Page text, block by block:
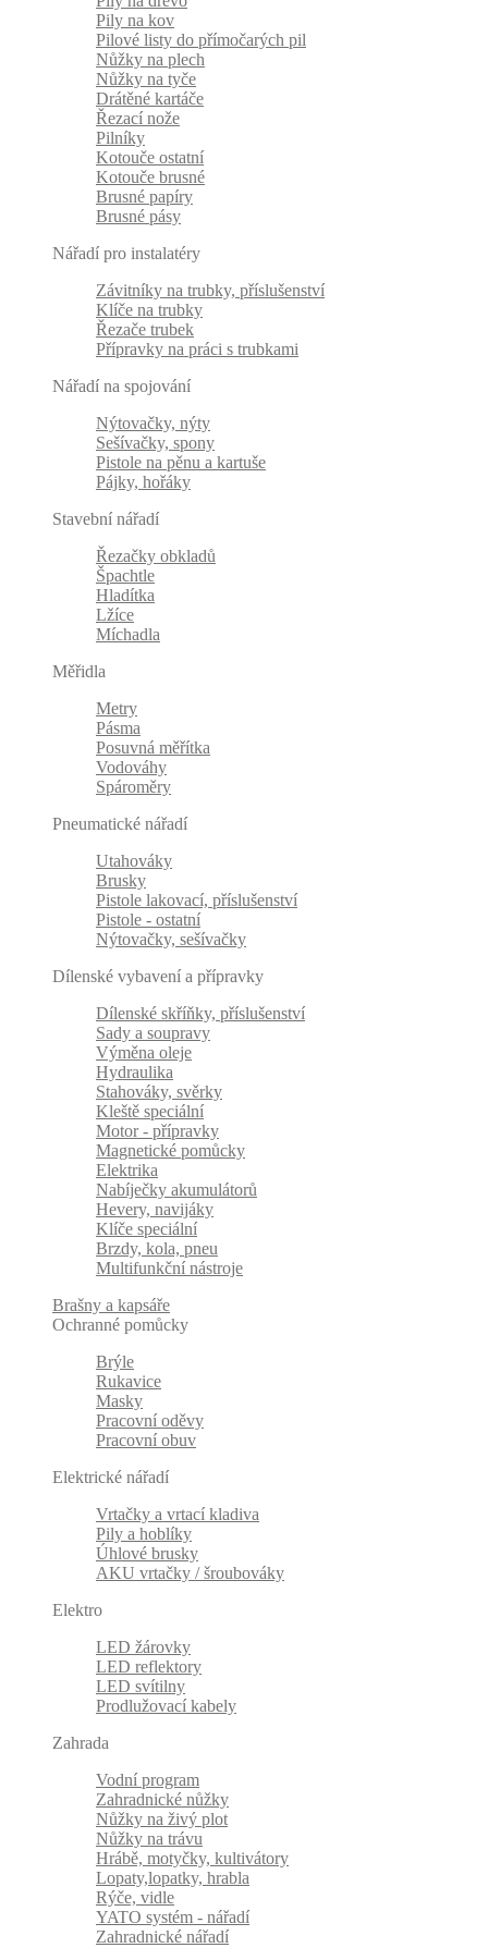
Pily na kov
Pilové listy do přímočarých pil
Nůžky na plech
Nůžky na tyče
Drátěné kartáče
Řezací nože
Pilníky
Kotouče ostatní
Kotouče brusné
Brusné papíry
Brusné pásy
Nářadí pro instalatéry
Závitníky na trubky, příslušenství
Klíče na trubky
Řezače trubek
Přípravky na práci s trubkami
Nářadí na spojování
Nýtovačky, nýty
Sešívačky, spony
Pistole na pěnu a kartuše
Pájky, hořáky
Stavební nářadí
Řezačky obkladů
Špachtle
Hladítka
Lžíce
Míchadla
Měřidla
Metry
Pásma
Posuvná měřítka
Vodováhy
Spároměry
Pneumatické nářadí
Utahováky
Brusky
Pistole lakovací, příslušenství
Pistole - ostatní
Nýtovačky, sešívačky
Dílenské vybavení a přípravky
Dílenské skříňky, příslušenství
Sady a soupravy
Výměna oleje
Hydraulika
Stahováky, svěrky
Kleště speciální
Motor - přípravky
Magnetické pomůcky
Elektrika
Nabíječky akumulátorů
Hevery, navijáky
Klíče speciální
Brzdy, kola, pneu
Multifunkční nástroje
Brašny a kapsáře
Ochranné pomůcky
Brýle
Rukavice
Masky
Pracovní oděvy
Pracovní obuv
Elektrické nářadí
Vrtačky a vrtací kladiva
Pily a hoblíky
Úhlové brusky
AKU vrtačky / šroubováky
Elektro
LED žárovky
LED reflektory
LED svítilny
Prodlužovací kabely
Zahrada
Vodní program
Zahradnické nůžky
Nůžky na živý plot
Nůžky na trávu
Hrábě, motyčky, kultivátory
Lopaty,lopatky, hrabla
Rýče, vidle
YATO systém - nářadí
Zahradnické nářadí